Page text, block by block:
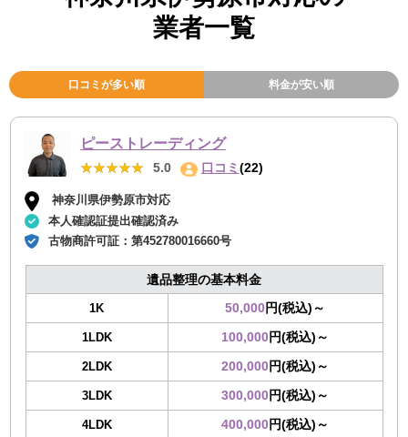
業者一覧
口コミが多い順 料金が安い順
ピーストレーディング
★★★★★
★★★★★ 5.0 口コミ(22)
神奈川県伊勢原市対応
本人確認証提出確認済み
古物商許可証：第452780016660号
遺品整理の基本料金
1K 50,000円(税込)～
1LDK 100,000円(税込)～
2LDK 200,000円(税込)～
3LDK 300,000円(税込)～
4LDK 400,000円(税込)～